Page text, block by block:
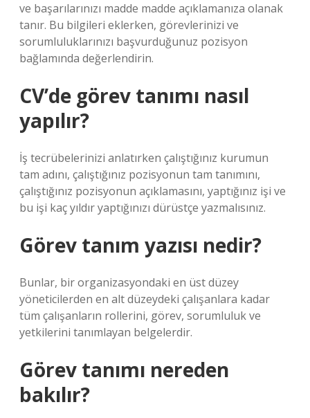
ve başarılarınızı madde madde açıklamanıza olanak
tanır. Bu bilgileri eklerken, görevlerinizi ve
sorumluluklarınızı başvurduğunuz pozisyon
bağlamında değerlendirin.
CV’de görev tanımı nasıl
yapılır?
İş tecrübelerinizi anlatırken çalıştığınız kurumun
tam adını, çalıştığınız pozisyonun tam tanımını,
çalıştığınız pozisyonun açıklamasını, yaptığınız işi ve
bu işi kaç yıldır yaptığınızı dürüstçe yazmalısınız.
Görev tanım yazısı nedir?
Bunlar, bir organizasyondaki en üst düzey
yöneticilerden en alt düzeydeki çalışanlara kadar
tüm çalışanların rollerini, görev, sorumluluk ve
yetkilerini tanımlayan belgelerdir.
Görev tanımı nereden
bakılır?